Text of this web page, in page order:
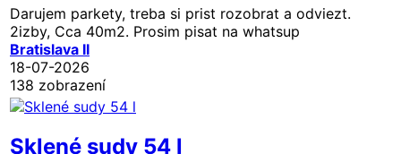
Darujem parkety, treba si prist rozobrat a odviezt.
2izby, Cca 40m2. Prosim pisat na whatsup
Bratislava II
18-07-2026
138 zobrazení
Sklené sudy 54 l